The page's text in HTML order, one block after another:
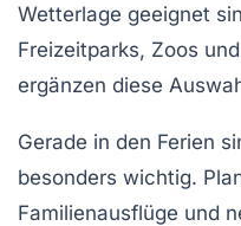
Wetterlage geeignet
Freizeitparks, Zoos und
ergänzen diese
Gerade in den Ferien
besonders wichtig.
Familienausflüge und